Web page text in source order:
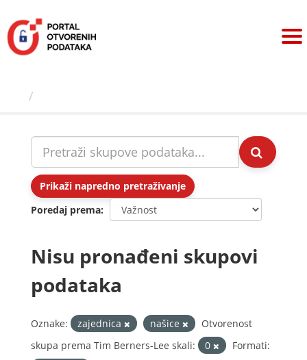
sadržaj
Prikaži napredno pretraživanje
Poredaj prema
Nisu pronađeni skupovi
podataka
Oznake: zajednica našice
Otvorenost
skupa prema Tim Berners-Lee skali:
0
Formati: